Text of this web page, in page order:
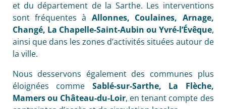
et du département de la Sarthe. Les interventions
sont fréquentes à Allonnes, Coulaines, Arnage,
Changé, La Chapelle-Saint-Aubin ou Yvré-l’Évêque,
ainsi que dans les zones d’activités situées autour de
la ville.
Nous desservons également des communes plus
éloignées comme Sablé-sur-Sarthe, La Flèche,
Mamers ou Château-du-Loir, en tenant compte des